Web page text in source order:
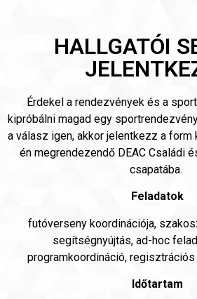
HALLGATÓI
Érdekel a rendezvények és a
kipróbálni magad egy
a válasz igen, akkor jelentkezz a
én megrendezendő DEAC Családi
csapatába.
Feladatok
futóverseny koordinációja,
segítségnyújtás, ad-hoc
programkoordináció,
Időtartam